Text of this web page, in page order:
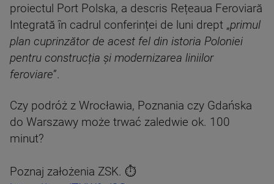
proiectul Port Polska, a descris Rețeaua Feroviară
Integrată în cadrul conferinței de luni drept „primul
plan cuprinzător de acest fel din istoria Poloniei
pentru construcția și modernizarea liniilor
feroviare”.
Czy podróż z Wrocławia, Poznania czy Gdańska
do Warszawy może trwać zaledwie ok. 100
minut?
Poznaj założenia ZSK. ⏱️